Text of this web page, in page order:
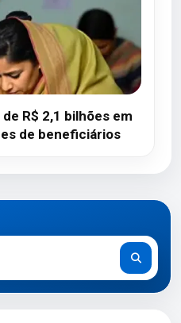
R$ 2,1 bilhões em
de beneficiários